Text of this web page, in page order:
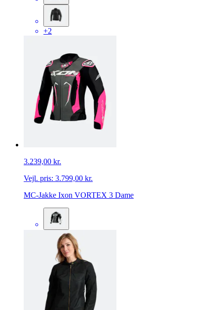
+2
3.239,00 kr.
Vejl. pris: 3.799,00 kr.
MC-Jakke Ixon VORTEX 3 Dame